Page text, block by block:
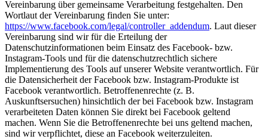
Vereinbarung über gemeinsame Verarbeitung festgehalten. Den
Wortlaut der Vereinbarung finden Sie unter:
https://www.facebook.com/legal/controller_addendum. Laut dieser
Vereinbarung sind wir für die Erteilung der
Datenschutzinformationen beim Einsatz des Facebook- bzw.
Instagram-Tools und für die datenschutzrechtlich sichere
Implementierung des Tools auf unserer Website verantwortlich. Für
die Datensicherheit der Facebook bzw. Instagram-Produkte ist
Facebook verantwortlich. Betroffenenrechte (z. B.
Auskunftsersuchen) hinsichtlich der bei Facebook bzw. Instagram
verarbeiteten Daten können Sie direkt bei Facebook geltend
machen. Wenn Sie die Betroffenenrechte bei uns geltend machen,
sind wir verpflichtet, diese an Facebook weiterzuleiten.